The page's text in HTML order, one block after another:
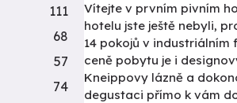
Vítejte v prvním pivním
hotelu jste ještě nebyli,
14 pokojů v
ceně pobytu je i
Kneippovy lázně a
degustaci přímo k vám
111
68
57
74